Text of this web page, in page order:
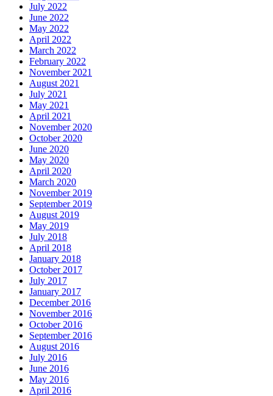
July 2022
June 2022
May 2022
April 2022
March 2022
February 2022
November 2021
August 2021
July 2021
May 2021
April 2021
November 2020
October 2020
June 2020
May 2020
April 2020
March 2020
November 2019
September 2019
August 2019
May 2019
July 2018
April 2018
January 2018
October 2017
July 2017
January 2017
December 2016
November 2016
October 2016
September 2016
August 2016
July 2016
June 2016
May 2016
April 2016